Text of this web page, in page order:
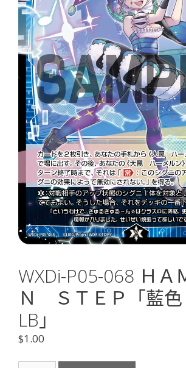
WXDi-P05-068 ＨＡ
Ｎ ＳＴＥＰ「藍色
LB」
$1.00